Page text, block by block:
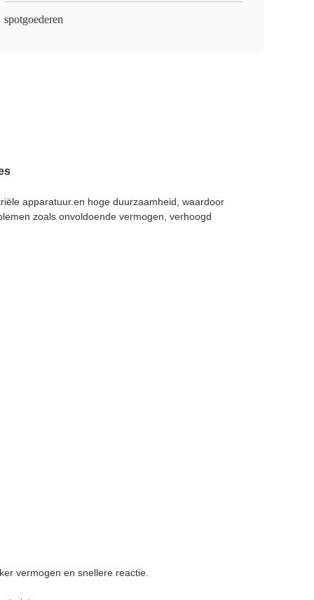
spotgoederen
apparatuur.en hoge duurzaamheid, waardoor
zoals onvoldoende vermogen, verhoogd
vermogen en snellere reactie.